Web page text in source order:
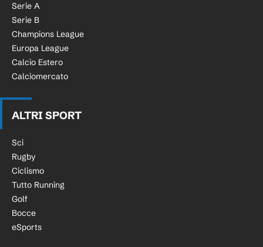
Serie A
Serie B
Champions League
Europa League
Calcio Estero
Calciomercato
ALTRI SPORT
Sci
Rugby
Ciclismo
Tutto Running
Golf
Bocce
eSports